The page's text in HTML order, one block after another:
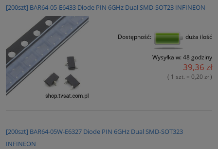
[200szt] BAR64-05-E6433 Diode PIN 6GHz Dual SMD-SOT23 INFINEON
Dostępność: duża ilość
Wysyłka w: 48 godziny
39,36 zł
( 1 szt. = 0,20 zł )
[200szt] BAR64-05W-E6327 Diode PIN 6GHz Dual SMD-SOT323
INFINEON